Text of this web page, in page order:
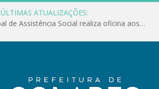
ÚLTIMAS ATUALIZAÇÕES:
Conselho Municipal de Assistência Social realiza oficina aos servidores